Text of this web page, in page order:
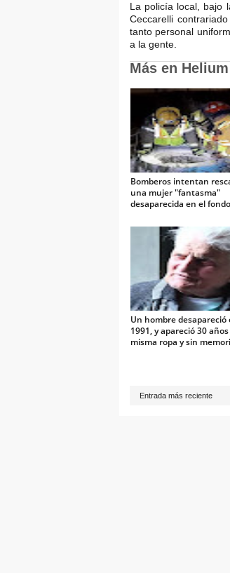
La policía local, bajo
Ceccarelli
tanto personal
a la gente.
Más en
Bomberos intentan
una mujer "fantasma"
desaparecida en el
Un hombre desapareció
1991, y apareció 30
misma ropa y sin
Entrada más reciente